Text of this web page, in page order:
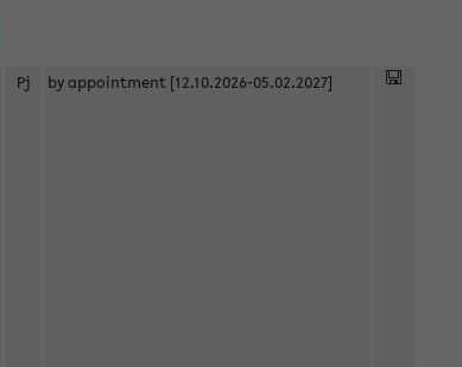
Pj by appointment [12.10.2026-05.02.2027]